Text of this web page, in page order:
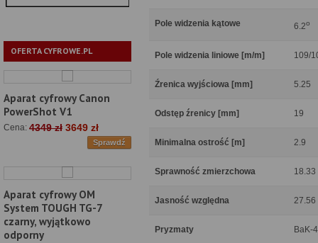
OFERTA CYFROWE.PL
Aparat cyfrowy Canon
PowerShot V1
Cena: 4349 zł 3649 zł
Sprawdź
Aparat cyfrowy OM
System TOUGH TG-7
czarny, wyjątkowo
odporny
Pole widzenia kątowe 6.2o
Pole widzenia liniowe [m/m] 109/
Źrenica wyjściowa [mm] 5.25
Odstęp źrenicy [mm] 19
Minimalna ostrość [m] 2.9
Sprawność zmierzchowa 18.33
Jasność względna 27.56
Pryzmaty BaK-